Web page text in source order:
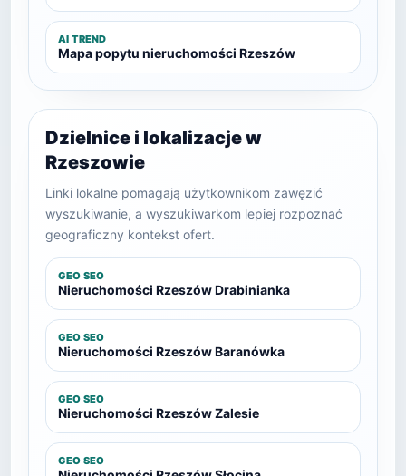
AI TREND
Mapa popytu nieruchomości Rzeszów
Dzielnice i lokalizacje w
Rzeszowie
Linki lokalne pomagają użytkownikom zawęzić
wyszukiwanie, a wyszukiwarkom lepiej rozpoznać
geograficzny kontekst ofert.
GEO SEO
Nieruchomości Rzeszów Drabinianka
GEO SEO
Nieruchomości Rzeszów Baranówka
GEO SEO
Nieruchomości Rzeszów Zalesie
GEO SEO